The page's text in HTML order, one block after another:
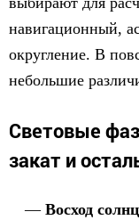
навигационный,
округление. В
небольшие
Световые
закат и
Восход